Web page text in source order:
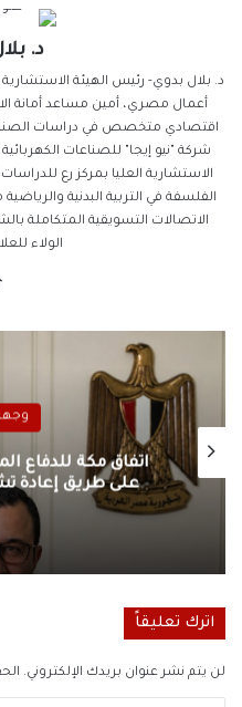
د.
د. بلال بدوي- رئيس الهيئة
أعمال مصري، أمين مساعد أمانة
اقتصادي متخصص في دراسات
شركة "نيو إيجا" للصناعات
الاستشارية العليا بمركز رع
الفلسفة في التربية البدنية
الاتصالات التسويقية المتكاملة
الولاء
اتفاق مكة للدفاع
على طريق إعادة
اترك تعليقاً
لن يتم نشر عنوان بريدك الإلكتروني.